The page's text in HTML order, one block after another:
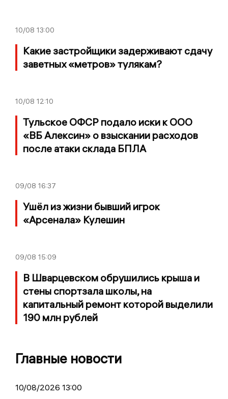
10/08 13:00
Какие застройщики задерживают сдачу
заветных «метров» тулякам?
10/08 12:10
Тульское ОФСР подало иски к ООО
«ВБ Алексин» о взыскании расходов
после атаки склада БПЛА
09/08 16:37
Ушёл из жизни бывший игрок
«Арсенала» Кулешин
09/08 15:09
В Шварцевском обрушились крыша и
стены спортзала школы, на
капитальный ремонт которой выделили
190 млн рублей
Главные новости
10/08/2026 13:00